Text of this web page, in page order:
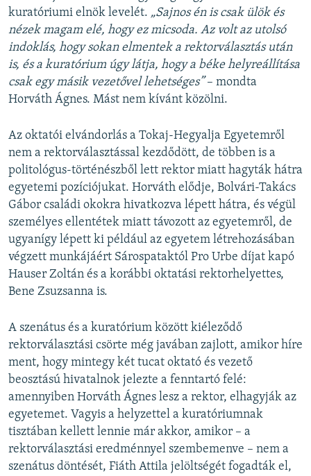
kuratóriumi elnök levelét. „Sajnos én is csak ülök és
nézek magam elé, hogy ez micsoda. Az volt az utolsó
indoklás, hogy sokan elmentek a rektorválasztás után
is, és a kuratórium úgy látja, hogy a béke helyreállítása
csak egy másik vezetővel lehetséges”– mondta
Horváth Ágnes. Mást nem kívánt közölni.
Az oktatói elvándorlás a Tokaj-Hegyalja Egyetemről
nem a rektorválasztással kezdődött, de többen is a
politológus-történészből lett rektor miatt hagyták hátra
egyetemi pozíciójukat. Horváth elődje, Bolvári-Takács
Gábor családi okokra hivatkozva lépett hátra, és végül
személyes ellentétek miatt távozott az egyetemről, de
ugyanígy lépett ki például az egyetem létrehozásában
végzett munkájáért Sárospataktól Pro Urbe díjat kapó
Hauser Zoltán és a korábbi oktatási rektorhelyettes,
Bene Zsuzsanna is.
A szenátus és a kuratórium között kiéleződő
rektorválasztási csörte még javában zajlott, amikor híre
ment, hogy mintegy két tucat oktató és vezető
beosztású hivatalnok jelezte a fenntartó felé:
amennyiben Horváth Ágnes lesz a rektor, elhagyják az
egyetemet. Vagyis a helyzettel a kuratóriumnak
tisztában kellett lennie már akkor, amikor – a
rektorválasztási eredménnyel szembemenve – nem a
szenátus döntését, Fiáth Attila jelöltségét fogadták el,